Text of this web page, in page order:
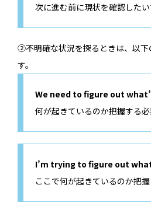
次に進む前に現状を確認したい
②不明確な状況を探るときは、以下
す。
We need to figure out
何が起きているのか把握する必
I’m trying to figure out
ここで何が起きているのか把握